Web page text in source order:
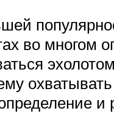
во многом
и